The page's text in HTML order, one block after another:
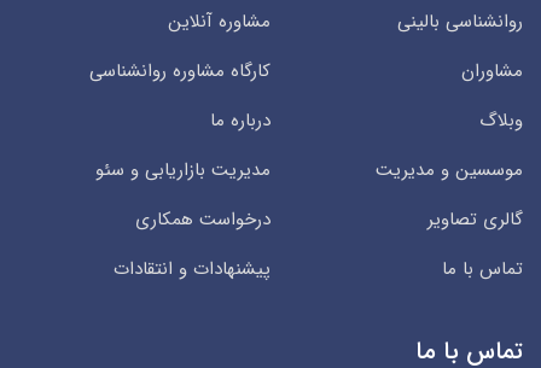
روانشناسی بالینی
مشاوره آنلاین
مشاوران
کارگاه مشاوره روانشناسی
وبلاگ
درباره ما
موسسین و مدیریت
مدیریت بازاریابی و سئو
گالری تصاویر
درخواست همکاری
تماس با ما
پیشنهادات و انتقادات
تماس با ما